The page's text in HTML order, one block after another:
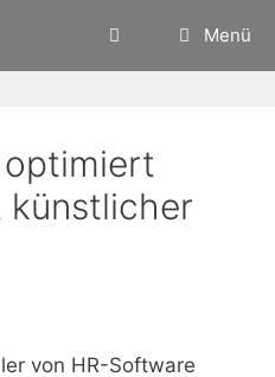
Menü
künstlicher
von HR-Software